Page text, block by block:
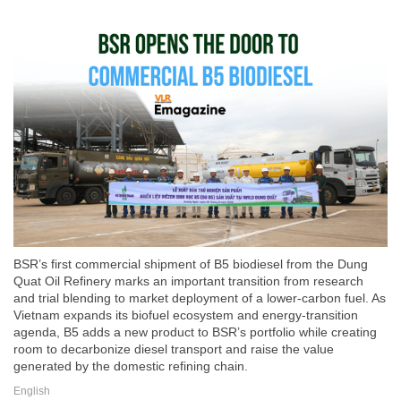
BSR’s first commercial shipment of B5 biodiesel from the Dung
Quat Oil Refinery marks an important transition from research
and trial blending to market deployment of a lower-carbon fuel. As
Vietnam expands its biofuel ecosystem and energy-transition
agenda, B5 adds a new product to BSR’s portfolio while creating
room to decarbonize diesel transport and raise the value
generated by the domestic refining chain.
English